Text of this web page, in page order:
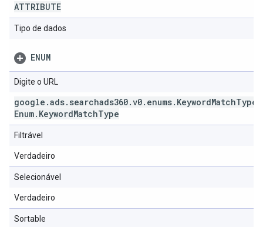
ATTRIBUTE
Tipo de dados
ENUM
Digite o URL
google .ads. searchads360.v0. enums. KeywordMatchType
Enum. KeywordMatchType
Filtrável
Verdadeiro
Selecionável
Verdadeiro
Sortable